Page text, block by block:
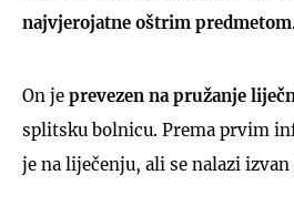
najvjerojatne oštrim predmetom.
On je prevezen na pružanje
splitsku bolnicu. Prema prvim
je na liječenju, ali se nalazi